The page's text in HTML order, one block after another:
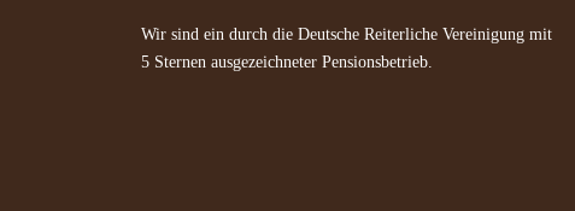
Wir sind ein durch die Deutsche Reiterliche Vereinigung mit
5 Sternen ausgezeichneter Pensionsbetrieb.